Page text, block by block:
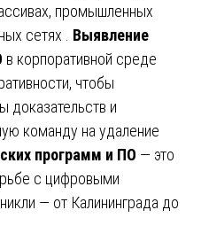
промышленных
сетях . Выявление
в корпоративной среде
чтобы
доказательств и
команду на удаление
программ и ПО — это
с цифровыми
— от Калининграда до